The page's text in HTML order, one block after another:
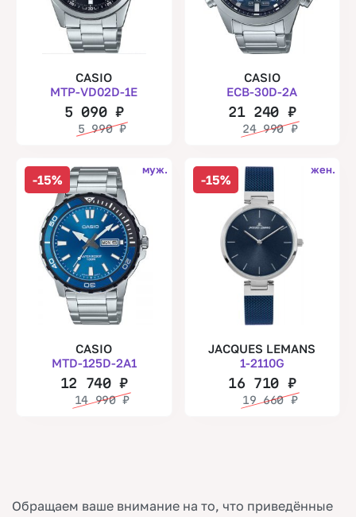
CASIO
MTP-VD02D-1E
5 090 ₽
5 990₽
CASIO
ECB-30D-2A
21 240 ₽
24 990₽
-15%
муж.
CASIO
MTD-125D-2A1
12 740₽
14 990₽
-15%
жен.
JACQUES LEMANS
1-2110G
16 710 ₽
19 660₽
Обращаем ваше внимание на то, что приведённые